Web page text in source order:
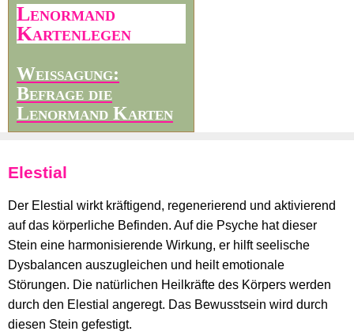
Lenormand
Kartenlegen
Weissagung:
Befrage die
Lenormand Karten
Elestial
Der Elestial wirkt kräftigend, regenerierend und aktivierend
auf das körperliche Befinden. Auf die Psyche hat dieser
Stein eine harmonisierende Wirkung, er hilft seelische
Dysbalancen auszugleichen und heilt emotionale
Störungen. Die natürlichen Heilkräfte des Körpers werden
durch den Elestial angeregt. Das Bewusstsein wird durch
diesen Stein gefestigt.